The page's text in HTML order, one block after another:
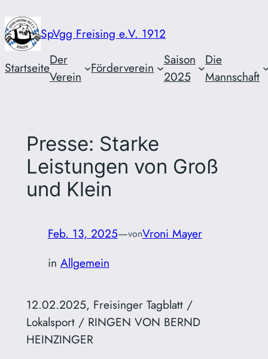
Zum
Inhalt
springen
SpVgg Freising e.V. 1912
Startseite
Der
Verein
Förderverein
Saison
2025
Die
Mannschaft
Presse: Starke
Leistungen von Groß
und Klein
Feb. 13, 2025—vonVroni Mayer
in Allgemein
12.02.2025, Freisinger Tagblatt /
Lokalsport / RINGEN VON BERND
HEINZINGER